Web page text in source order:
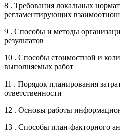
8 . Требования локальных
регламентирующих
9 . Способы и методы
результатов
10 . Способы стоимостной и
выполняемых работ
11 . Порядок планирования
ответственности
12 . Основы работы
13 . Способы план-факторного